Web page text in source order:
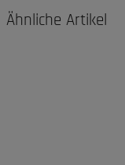
Ähnliche Artikel